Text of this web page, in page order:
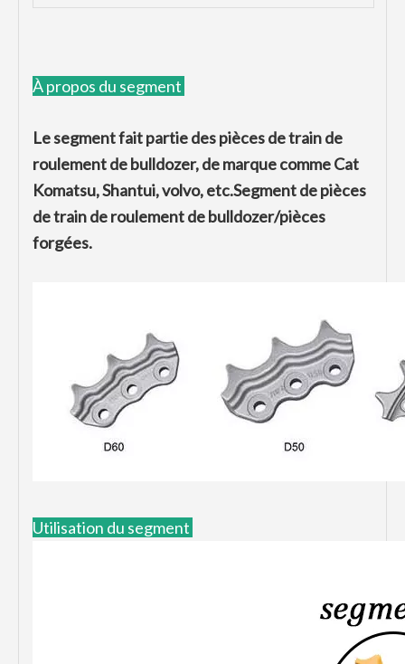
À propos du segment
Le segment fait partie des pièces de train de
roulement de bulldozer, de marque comme Cat
Komatsu, Shantui, volvo, etc.Segment de pièces
de train de roulement de bulldozer/pièces
forgées.
Utilisation du segment